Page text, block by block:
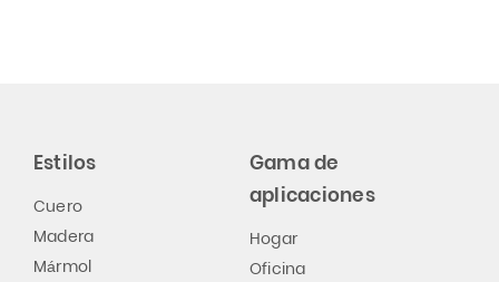
Estilos
Cuero
Madera
Mármol
Gama de
aplicaciones
Hogar
Oficina